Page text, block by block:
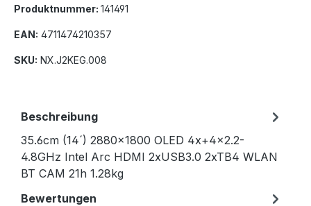
Produktnummer: 141491
EAN: 4711474210357
SKU: NX.J2KEG.008
Beschreibung
35.6cm (14´) 2880x1800 OLED 4x+4x2.2-
4.8GHz Intel Arc HDMI 2xUSB3.0 2xTB4 WLAN
BT CAM 21h 1.28kg
Bewertungen